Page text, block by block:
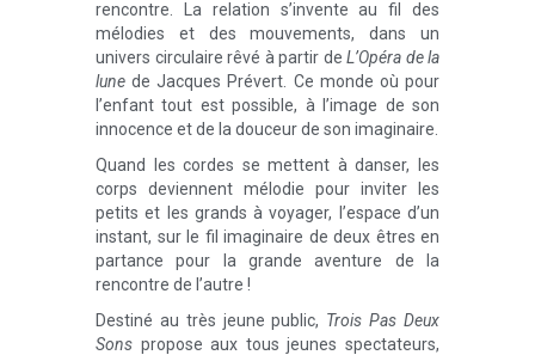
rencontre. La relation s’invente au fil des
mélodies et des mouvements, dans un
univers circulaire rêvé à partir de L’Opéra de la
lunede Jacques Prévert. Ce monde où pour
l’enfant tout est possible, à l’image de son
innocence et de la douceur de son imaginaire.
Quand les cordes se mettent à danser, les
corps deviennent mélodie pour inviter les
petits et les grands à voyager, l’espace d’un
instant, sur le fil imaginaire de deux êtres en
partance pour la grande aventure de la
rencontre de l’autre !
Destiné au très jeune public, Trois Pas Deux
Sons propose aux tous jeunes spectateurs,